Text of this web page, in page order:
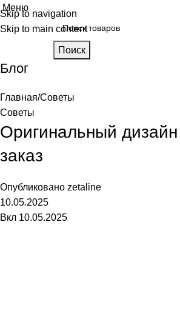
Skip to navigation
Skip to main content
Меню
Поиск
Блог
Главная Советы
Советы
Оригинальный дизайн
заказ
Опубликовано zetaline
10.05.2025
Вкл 10.05.2025